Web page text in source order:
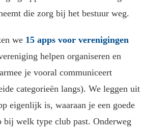
die zorg bij het bestuur weg.
we 15 apps voor verenigingen
helpen organiseren en
je vooral communiceert
categorieën langs). We leggen uit
eigenlijk is, waaraan je een goede
bij welk type club past. Onderweg